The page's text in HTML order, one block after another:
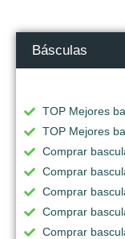
Básculas
TOP Mejores
TOP Mejores
Comprar
Comprar
Comprar
Comprar
Comprar